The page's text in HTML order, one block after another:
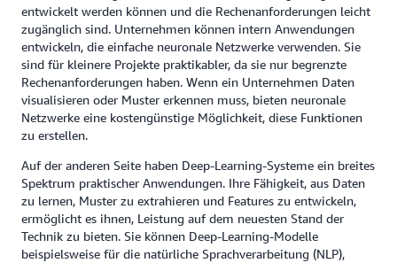
entwickelt werden können und die Rechenanforderungen leicht
zugänglich sind. Unternehmen können intern Anwendungen
entwickeln, die einfache neuronale Netzwerke verwenden. Sie
sind für kleinere Projekte praktikabler, da sie nur begrenzte
Rechenanforderungen haben. Wenn ein Unternehmen Daten
visualisieren oder Muster erkennen muss, bieten neuronale
Netzwerke eine kostengünstige Möglichkeit, diese Funktionen
zu erstellen.
Auf der anderen Seite haben Deep-Learning-Systeme ein breites
Spektrum praktischer Anwendungen. Ihre Fähigkeit, aus Daten
zu lernen, Muster zu extrahieren und Features zu entwickeln,
ermöglicht es ihnen, Leistung auf dem neuesten Stand der
Technik zu bieten. Sie können Deep-Learning-Modelle
beispielsweise für die natürliche Sprachverarbeitung (NLP),